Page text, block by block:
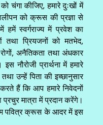
को चंगा कीजिए, हमारे दुःखों में
को क्रूस की प्रज्ञा से
हमें स्वर्गराज्य में प्रवेश का
तथा प्रियजनों को मतभेद,
अनैतिकता तथा अंधकार
नौरोजी प्रार्थना में हमारे
उन्हें पिता की इच्छानुसार
हैं कि आप हमारे निवेदनों
मात्रा में प्रदान करेंगे।
पवित्र क्रूस के आदर में इस